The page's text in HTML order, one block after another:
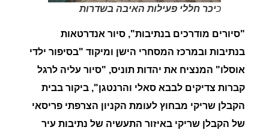
כיכר חללי פעילות האיבה בשדרות
"סיורים מודרכים בנתיבות", סיור אנדרטאות
בנתיבות ובמרכז המסחרי הישן ומיקוד "בסיפור ילדי
אוסלו" המנציח את יהדות תוניס, "סיור עליה לרגל
קברות צדיקים לבבא סאלי והרנטגן", ביקור בבית
הקבלן שריקי מבחוץ לעומת הקניון הצרפתי פריסאי
של הקבלן שריקי באיזור התעשיה של נתיבות עיר